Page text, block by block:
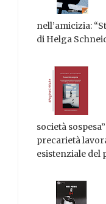
nell’amicizia:
di Helga
società
precarietà
esistenziale del